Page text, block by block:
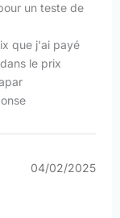
un teste de
que j'ai payé
le prix
04/02/2025